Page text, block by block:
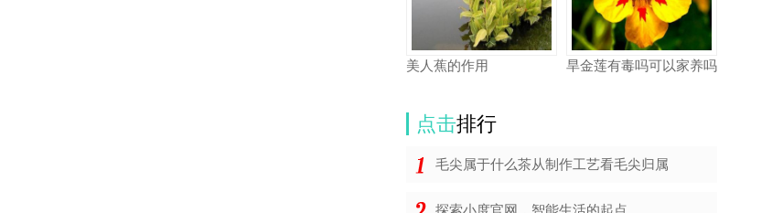
美人蕉的作用 旱金莲有毒吗可以家养吗
点击排行
毛尖属于什么茶从制作工艺看毛尖归属
探索小度官网，智能生活的起点